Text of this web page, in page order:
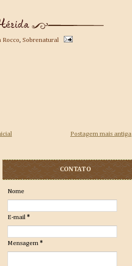
Rocco, Sobrenatural
Postagem mais antiga
CONTATO
Nome
E-mail *
Mensagem *